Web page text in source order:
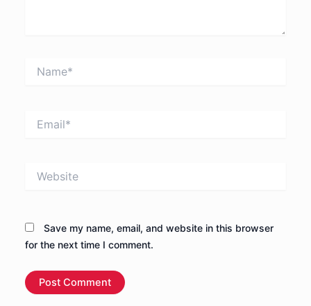
Save my name, email, and website in this browser
for the next time I comment.